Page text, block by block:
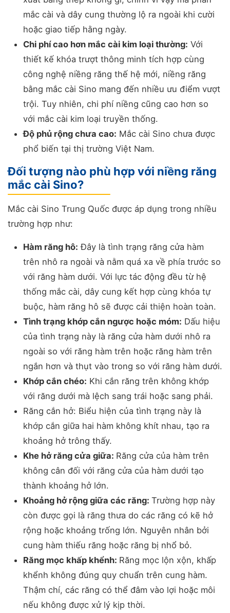
mắc cài và dây cung thường lộ ra ngoài khi cười
hoặc giao tiếp hằng ngày.
Chi phí cao hơn mắc cài kim loại thường: Với
thiết kế khóa trượt thông minh tích hợp cùng
công nghệ niềng răng thế hệ mới, niềng răng
bằng mắc cài Sino mang đến nhiều ưu điểm vượt
trội. Tuy nhiên, chi phí niềng cũng cao hơn so
với mắc cài kim loại truyền thống.
Độ phủ rộng chưa cao: Mắc cài Sino chưa được
phổ biến tại thị trường Việt Nam.
Đối tượng nào phù hợp với niềng răng
mắc cài Sino?
Mắc cài Sino Trung Quốc được áp dụng trong nhiều
trường hợp như:
Hàm răng hô: Đây là tình trạng răng cửa hàm
trên nhô ra ngoài và nằm quá xa về phía trước so
với răng hàm dưới. Với lực tác động đều từ hệ
thống mắc cài, dây cung kết hợp cùng khóa tự
buộc, hàm răng hô sẽ được cải thiện hoàn toàn.
Tình trạng khớp cắn ngược hoặc móm: Dấu hiệu
của tình trạng này là răng cửa hàm dưới nhô ra
ngoài so với răng hàm trên hoặc răng hàm trên
ngắn hơn và thụt vào trong so với răng hàm dưới.
Khớp cắn chéo: Khi cắn răng trên không khớp
với răng dưới mà lệch sang trái hoặc sang phải.
Răng cắn hở: Biểu hiện của tình trạng này là
khớp cắn giữa hai hàm không khít nhau, tạo ra
khoảng hở trông thấy.
Khe hở răng cửa giữa: Răng cửa của hàm trên
không cân đối với răng cửa của hàm dưới tạo
thành khoảng hở lớn.
Khoảng hở rộng giữa các răng: Trường hợp này
còn được gọi là răng thưa do các răng có kẽ hở
rộng hoặc khoảng trống lớn. Nguyên nhân bởi
cung hàm thiếu răng hoặc răng bị nhổ bỏ.
Răng mọc khấp khểnh: Răng mọc lộn xộn, khấp
khểnh không đúng quy chuẩn trên cung hàm.
Thậm chí, các răng có thể đâm vào lợi hoặc môi
nếu không được xử lý kịp thời.